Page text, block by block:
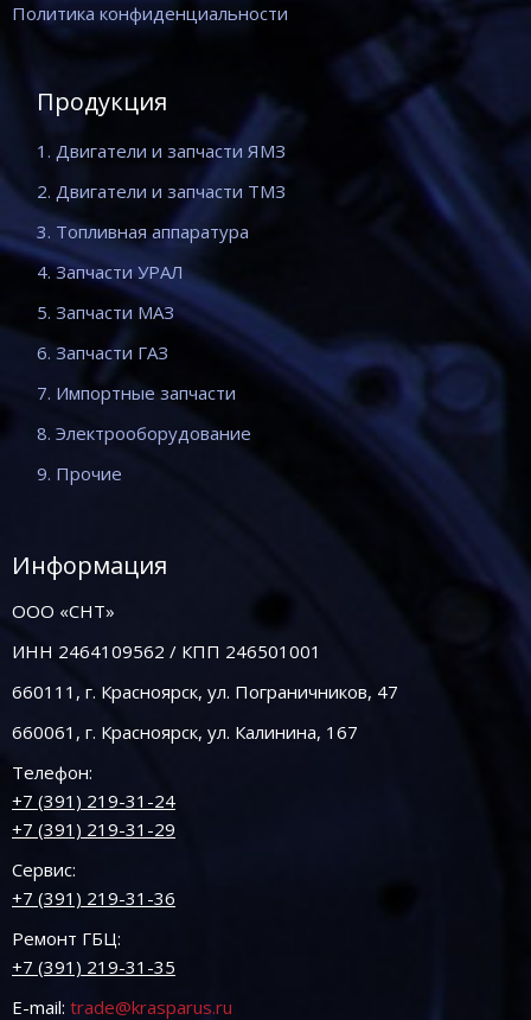
Политика конфиденциальности
Продукция
1. Двигатели и запчасти ЯМЗ
2. Двигатели и запчасти ТМЗ
3. Топливная аппаратура
4. Запчасти УРАЛ
5. Запчасти МАЗ
6. Запчасти ГАЗ
7. Импортные запчасти
8. Электрооборудование
9. Прочие
Информация
ООО «СНТ»
ИНН 2464109562 / КПП 246501001
660111, г. Красноярск, ул. Пограничников, 47
660061, г. Красноярск, ул. Калинина, 167
Телефон:
+7 (391) 219-31-24
+7 (391) 219-31-29
Сервис:
+7 (391) 219-31-36
Ремонт ГБЦ:
+7 (391) 219-31-35
E-mail: trade@krasparus.ru